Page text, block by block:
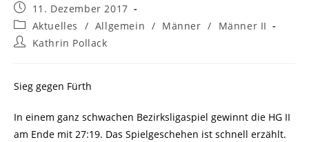
Beitrag
veröffentlicht:
11. Dezember 2017
Beitrags-
Kategorie:
Aktuelles / Allgemein / Männer /
Männer II
Beitrags-
Kathrin Pollack
Sieg gegen Fürth
In einem ganz schwachen Bezirksligaspiel gewinnt die HG II
am Ende mit 27:19. Das Spielgeschehen ist schnell erzählt.